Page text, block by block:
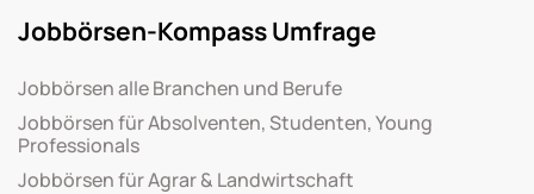
Jobbörsen-Kompass Umfrage
Jobbörsen alle Branchen und Berufe
Jobbörsen für Absolventen, Studenten, Young
Professionals
Jobbörsen für Agrar & Landwirtschaft